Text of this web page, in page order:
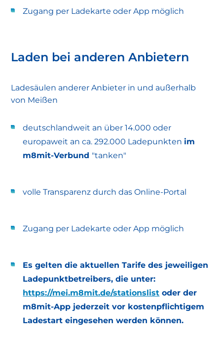
Zugang per Ladekarte oder App möglich
Laden bei anderen Anbietern
Ladesäulen anderer Anbieter in und außerhalb
von Meißen
deutschlandweit an über 14.000 oder
europaweit an ca. 292.000 Ladepunkten im
m8mit-Verbund "tanken"
volle Transparenz durch das Online-Portal
Zugang per Ladekarte oder App möglich
Es gelten die aktuellen Tarife des jeweiligen
Ladepunktbetreibers, die unter:
https://mei.m8mit.de/stationslist oder der
m8mit-App jederzeit vor kostenpflichtigem
Ladestart eingesehen werden können.